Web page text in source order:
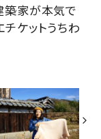
築家が本気で
ケットうちわ